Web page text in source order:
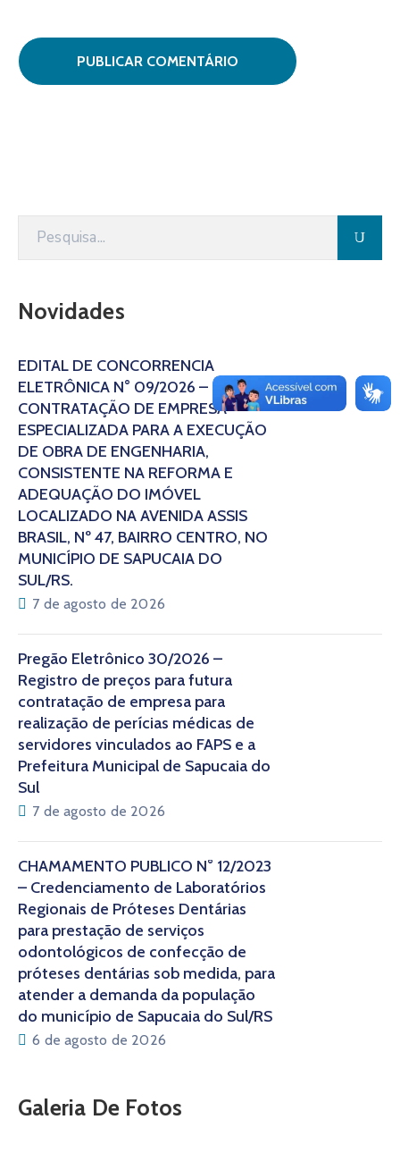
Novidades
EDITAL DE CONCORRÊNCIA
ELETRÔNICA N° 09/2026 –
CONTRATAÇÃO DE EMPRESA
ESPECIALIZADA PARA A EXECUÇÃO
DE OBRA DE ENGENHARIA,
CONSISTENTE NA REFORMA E
ADEQUAÇÃO DO IMÓVEL
LOCALIZADO NA AVENIDA ASSIS
BRASIL, Nº 47, BAIRRO CENTRO, NO
MUNICÍPIO DE SAPUCAIA DO
SUL/RS.
7 de agosto de 2026
Pregão Eletrônico 30/2026 –
Registro de preços para futura
contratação de empresa para
realização de perícias médicas de
servidores vinculados ao FAPS e a
Prefeitura Municipal de Sapucaia do
Sul
7 de agosto de 2026
CHAMAMENTO PÚBLICO N° 12/2023
– Credenciamento de Laboratórios
Regionais de Próteses Dentárias
para prestação de serviços
odontológicos de confecção de
próteses dentárias sob medida, para
atender a demanda da população
do município de Sapucaia do Sul/RS
6 de agosto de 2026
Galeria De Fotos